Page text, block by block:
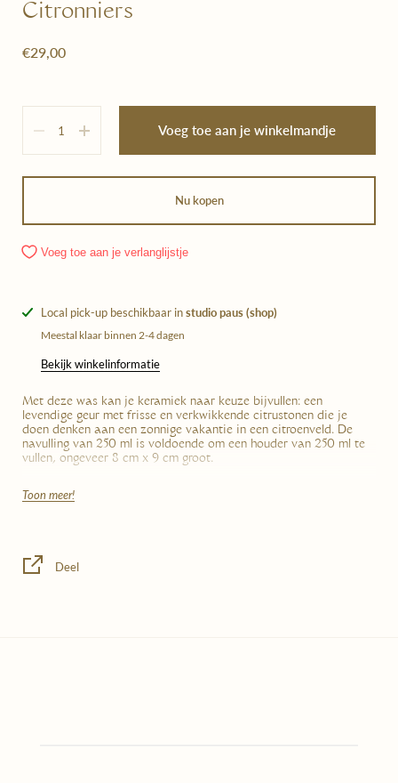
Citronniers
€29,00
Voeg toe aan je winkelmandje
Nu kopen
Voeg toe aan je verlanglijstje
Local pick-up beschikbaar instudio paus (shop)
Meestal klaar binnen 2-4 dagen
Bekijk winkelinformatie
Met deze was kan je keramiek naar keuze bijvullen: een
levendige geur met frisse en verkwikkende citrustonen die je
doen denken aan een zonnige vakantie in een citroenveld. De
navulling van 250 ml is voldoende om een houder van 250 ml te
vullen, ongeveer 8 cm x 9 cm groot.
Toon meer!
Deel